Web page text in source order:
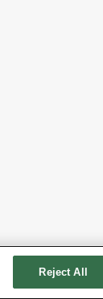
Reject All